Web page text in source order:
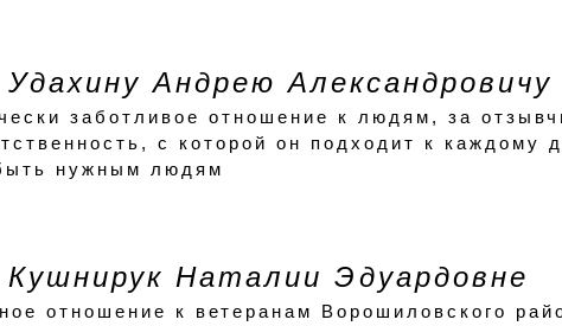
Андрею Александровичу
заботливое отношение к людям, за
с которой он подходит к каждому
нужным людям
Наталии Эдуардовне
отношение к ветеранам Ворошиловского